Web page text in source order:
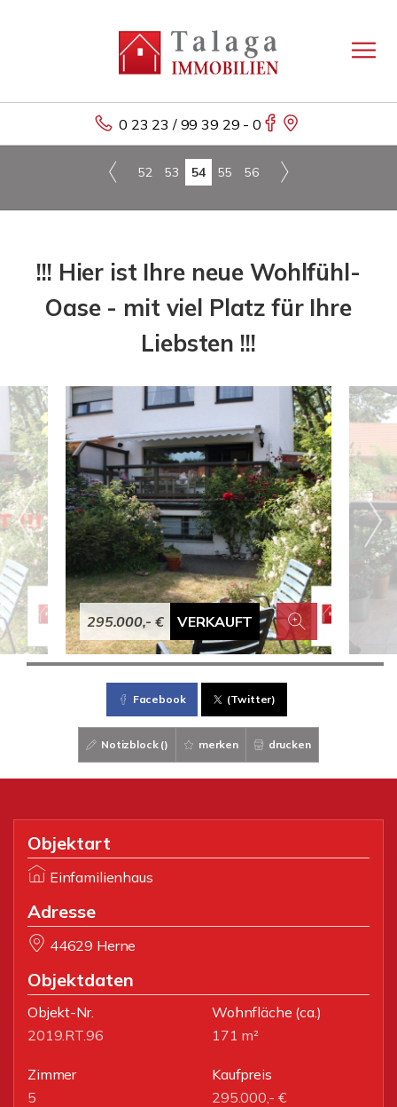
0 23 23 / 99 39 29 - 0
52 53 54 55 56
!!! Hier ist Ihre neue Wohlfühl-
Oase - mit viel Platz für Ihre
Liebsten !!!
295.000,- € VERKAUFT
Facebook (Twitter)
Notizblock () merken drucken
Objektart
Einfamilienhaus
Adresse
44629 Herne
Objektdaten
Objekt-Nr.
2019.RT.96
Wohnfläche (ca.)
171 m²
Zimmer
5
Kaufpreis
295.000,- €